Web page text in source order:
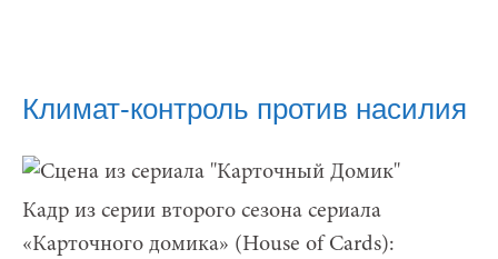
Климат-контроль против насилия
Кадр из серии второго сезона сериала
«Карточного домика» (House of Cards):